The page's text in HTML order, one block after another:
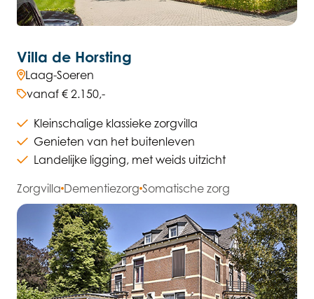
Villa de Horsting
Laag-Soeren
vanaf € 2.150,-
Kleinschalige klassieke zorgvilla
Genieten van het buitenleven
Landelijke ligging, met weids uitzicht
Zorgvilla Dementiezorg Somatische zorg